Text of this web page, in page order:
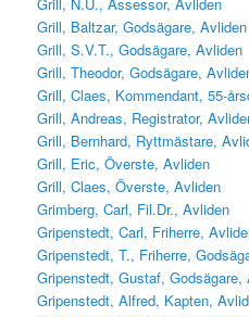
Grill, Baltzar, Godsägare, Avliden
Grill, S.V.T., Godsägare, Avliden
Grill, Theodor, Godsägare,
Grill, Claes, Kommendant, 55-
Grill, Andreas, Registrator,
Grill, Bernhard, Ryttmästare,
Grill, Eric, Överste, Avliden
Grill, Claes, Överste, Avliden
Grimberg, Carl, Fil.Dr., Avliden
Gripenstedt, Carl, Friherre,
Gripenstedt, T., Friherre,
Gripenstedt, Gustaf, Godsägare,
Gripenstedt, Alfred, Kapten,